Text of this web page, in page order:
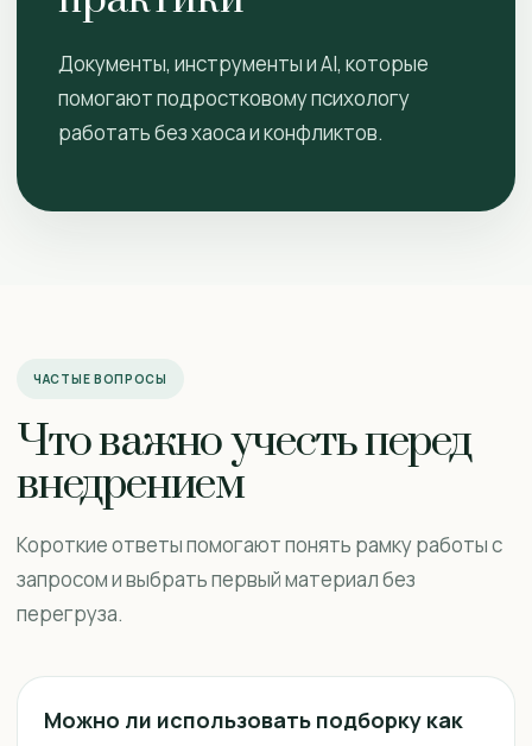
Документы, инструменты и AI, которые
помогают подростковому психологу
работать без хаоса и конфликтов.
ЧАСТЫЕ ВОПРОСЫ
Что важно учесть перед
внедрением
Короткие ответы помогают понять рамку работы с
запросом и выбрать первый материал без
перегруза.
Можно ли использовать подборку как